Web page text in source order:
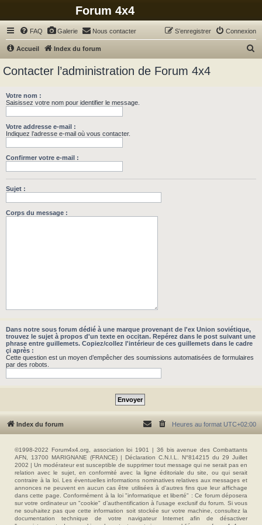
Forum 4x4
FAQ Galerie Nous contacter Connexion
S’enregistrer
Accueil Index du forum
Contacter l’administration de Forum 4x4
Votre nom :
Saisissez votre nom pour identifier le message.
Votre addresse e-mail :
Indiquez l’adresse e-mail où vous contacter.
Confirmer votre e-mail :
Sujet :
Corps du message :
Dans notre sous forum dédié à une marque provenant de l'ex Union soviétique,
trouvez le sujet à propos d'un texte en occitan. Repérez dans le post suivant une
phrase entre guillemets. Copiez/collez l'intérieur de ces guillemets dans le cadre
çi après :
Cette question est un moyen d’empêcher des soumissions automatisées de formulaires
par des robots.
Index du forum Heures au format UTC+02:00
©1998-2022 Forum4x4.org, association loi 1901 | 36 bis avenue des Combattants
AFN, 13700 MARIGNANE (FRANCE) | Déclaration C.N.I.L. N°814215 du 29 Juillet
2002 | Un modérateur est susceptible de supprimer tout message qui ne serait pas en
relation avec le sujet, en conformité avec la ligne éditoriale du site, ou qui serait
contraire à la loi. Les éventuelles informations nominatives relatives aux messages et
annonces ne peuvent en aucun cas être utilisées à d'autres fins que leur affichage
dans cette page. Conformément à la loi "informatique et liberté" : Ce forum déposera
sur votre ordinateur un "cookie" d’authentification à l'usage exclusif du forum. Si vous
ne souhaitez pas que cette information soit stockée sur votre machine, consultez la
documentation technique de votre navigateur Internet afin de désactiver